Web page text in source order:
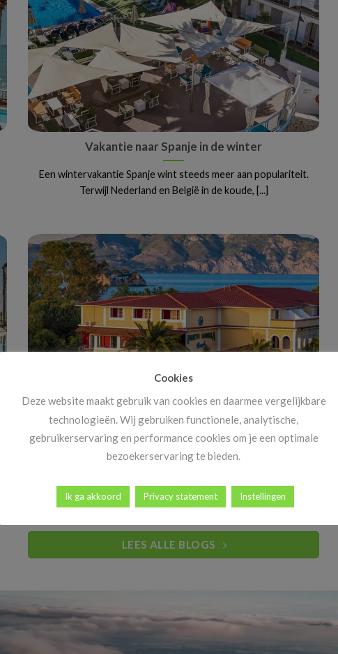
Vakantie naar Spanje in de winter
Een wintervakantie Spanje wint steeds meer aan populariteit.
Terwijl Nederland en België in de koude, [...]
Vanaf 14 november: megakortingen op ál je
vakanties!
Heb jij al vakantiekriebels? Goed nieuws! Vanaf 14 november
LEES ALLE BLOGS
Cookies
Deze website maakt gebruik van cookies en daarmee vergelijkbare
technologieën. Wij gebruiken functionele, analytische,
gebruikerservaring en performance cookies om je een optimale
bezoekerservaring te bieden.
Ik ga akkoord Privacy statement Instellingen